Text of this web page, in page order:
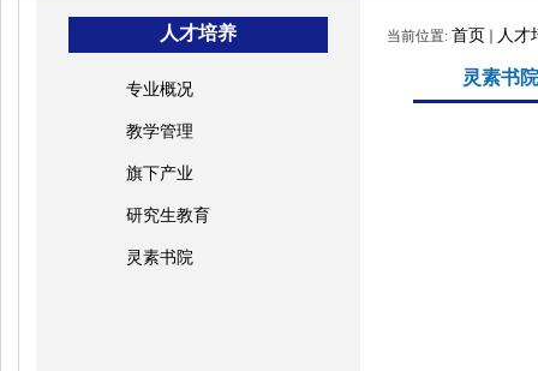
人才培养
专业概况
教学管理
旗下产业
研究生教育
灵素书院
当前位置: 首页 人才
灵素书院